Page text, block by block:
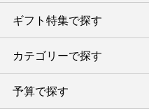
内祝い・お返し
結婚内祝い・引出物
出産内祝い・お返し
ギフト特集で探す
旅行カタログギフト
カタログギフトランキング
カテゴリーで探す
カタログギフト
予算で探す